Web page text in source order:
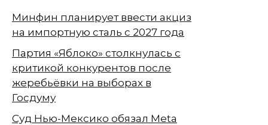
Минфин планирует ввести акциз
на импортную сталь с 2027 года
Партия «Яблоко» столкнулась с
критикой конкурентов после
жеребьёвки на выборах в
Госдуму
Суд Нью-Мексико обязал Meta